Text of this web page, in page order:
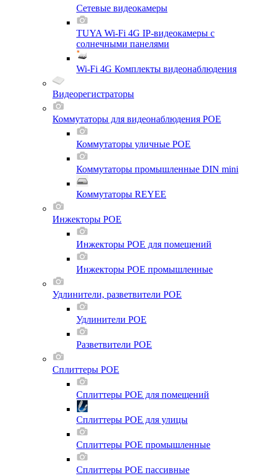
Сетевые видеокамеры
TUYA Wi-Fi 4G IP-видеокамеры с
солнечными панелями
Wi-Fi 4G Комплекты видеонаблюдения
Видеорегистраторы
Коммутаторы для видеонаблюдения POE
Коммутаторы уличные POE
Коммутаторы промышленные DIN mini
Коммутаторы REYEE
Инжекторы POE
Инжекторы POE для помещений
Инжекторы POE промышленные
Удлинители, разветвители POE
Удлинители POE
Разветвители POE
Сплиттеры POE
Сплиттеры POE для помещений
Сплиттеры POE для улицы
Сплиттеры POE промышленные
Сплиттеры POE пассивные